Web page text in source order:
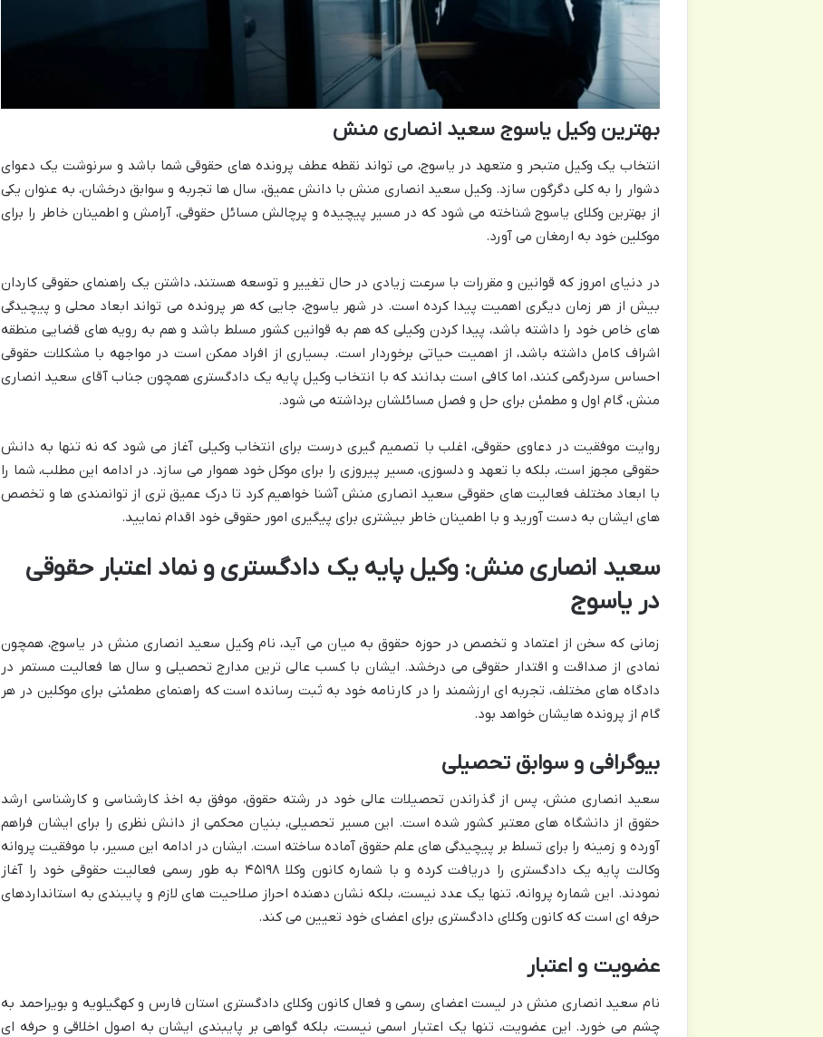
بهترین وکیل یاسوج سعید انصاری منش
انتخاب یک وکیل متبحر و متعهد در یاسوج، می تواند نقطه عطف پرونده های حقوقی شما باشد و سرنوشت یک دعوای
دشوار را به کلی دگرگون سازد. وکیل سعید انصاری منش با دانش عمیق، سال ها تجربه و سوابق درخشان، به عنوان یکی
از بهترین وکلای یاسوج شناخته می شود که در مسیر پیچیده و پرچالش مسائل حقوقی، آرامش و اطمینان خاطر را برای
موکلین خود به ارمغان می آورد.
در دنیای امروز که قوانین و مقررات با سرعت زیادی در حال تغییر و توسعه هستند، داشتن یک راهنمای حقوقی کاردان
بیش از هر زمان دیگری اهمیت پیدا کرده است. در شهر یاسوج، جایی که هر پرونده می تواند ابعاد محلی و پیچیدگی
های خاص خود را داشته باشد، پیدا کردن وکیلی که هم به قوانین کشور مسلط باشد و هم به رویه های قضایی منطقه
اشراف کامل داشته باشد، از اهمیت حیاتی برخوردار است. بسیاری از افراد ممکن است در مواجهه با مشکلات حقوقی
احساس سردرگمی کنند، اما کافی است بدانند که با انتخاب وکیل پایه یک دادگستری همچون جناب آقای سعید انصاری
منش، گام اول و مطمئن برای حل و فصل مسائلشان برداشته می شود.
روایت موفقیت در دعاوی حقوقی، اغلب با تصمیم گیری درست برای انتخاب وکیلی آغاز می شود که نه تنها به دانش
حقوقی مجهز است، بلکه با تعهد و دلسوزی، مسیر پیروزی را برای موکل خود هموار می سازد. در ادامه این مطلب، شما را
با ابعاد مختلف فعالیت های حقوقی سعید انصاری منش آشنا خواهیم کرد تا درک عمیق تری از توانمندی ها و تخصص
های ایشان به دست آورید و با اطمینان خاطر بیشتری برای پیگیری امور حقوقی خود اقدام نمایید.
سعید انصاری منش: وکیل پایه یک دادگستری و نماد اعتبار حقوقی
در یاسوج
زمانی که سخن از اعتماد و تخصص در حوزه حقوق به میان می آید، نام وکیل سعید انصاری منش در یاسوج، همچون
نمادی از صداقت و اقتدار حقوقی می درخشد. ایشان با کسب عالی ترین مدارج تحصیلی و سال ها فعالیت مستمر در
دادگاه های مختلف، تجربه ای ارزشمند را در کارنامه خود به ثبت رسانده است که راهنمای مطمئنی برای موکلین در هر
گام از پرونده هایشان خواهد بود.
بیوگرافی و سوابق تحصیلی
سعید انصاری منش، پس از گذراندن تحصیلات عالی خود در رشته حقوق، موفق به اخذکارشناسی و کارشناسی ارشد
حقوق از دانشگاه های معتبر کشور شده است. این مسیر تحصیلی، بنیان محکمی از دانش نظری را برای ایشان فراهم
آورده و زمینه را برای تسلط بر پیچیدگی های علم حقوق آماده ساخته است. ایشان در ادامه این مسیر، با موفقیت پروانه
وکالت پایه یک دادگستری را دریافت کرده و با شماره کانون وکلا
۴۵۱۹۸ به طور رسمی فعالیت حقوقی خود را آغاز
نمودند. این شماره پروانه، تنها یک عدد نیست، بلکه نشان دهنده احراز صلاحیت های لازم و پایبندی به استانداردهای
حرفه ای است که کانون وکلای دادگستری برای اعضای خود تعیین می کند.
عضویت و اعتبار
نام سعید انصاری منش در لیست اعضای رسمی و فعالکانون وکلای دادگستری استان فارس و کهگیلویه و بویراحمد به
چشم می خورد. این عضویت، تنها یک اعتبار اسمی نیست، بلکه گواهی بر پایبندی ایشان به اصول اخلاقی و حرفه ای